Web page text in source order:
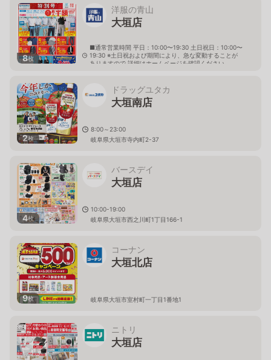
8枚
洋服の青山
大垣店
■通常営業時間 平日：10:00〜19:30 土日祝日：10:00〜
19:30 ※土日祝および期間により、急な変動することが
ありますので 詳細はホームページを確認ください
2枚
ドラッグユタカ
大垣南店
8:00～23:00
岐阜県大垣市寺内町2-37
4枚
バースデイ
大垣店
10:00-19:00
岐阜県大垣市西之川町1丁目166-1
9枚
コーナン
大垣北店
岐阜県大垣市室村町一丁目1番地1
ニトリ
大垣店